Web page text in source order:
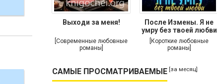
Выходи за меня!
[Современные любовные
романы]
После Измены. Я не
умру без твоей любви
[Короткие любовные
романы]
САМЫЕ ПРОСМАТРИВАЕМЫЕ [за месяц]